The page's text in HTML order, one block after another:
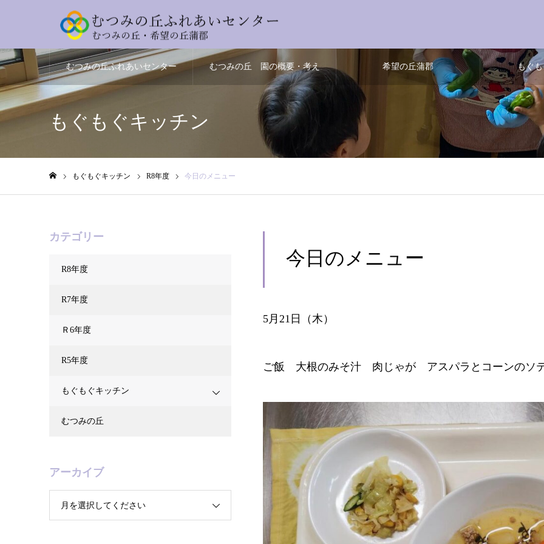
むつみの丘ふれあいセンター むつみの丘 園の概要・考え
方
希望の丘蒲郡 もぐ
もぐもぐキッチン
もぐもぐキッチン R8年度 今日のメニュー
今日のメニュー
5月21日（木）
ご飯 大根のみそ汁 肉じゃが アスパラとコーンのソ
カテゴリー
R8年度
R7年度
Ｒ6年度
R5年度
もぐもぐキッチン
むつみの丘
アーカイブ
月を選択してください